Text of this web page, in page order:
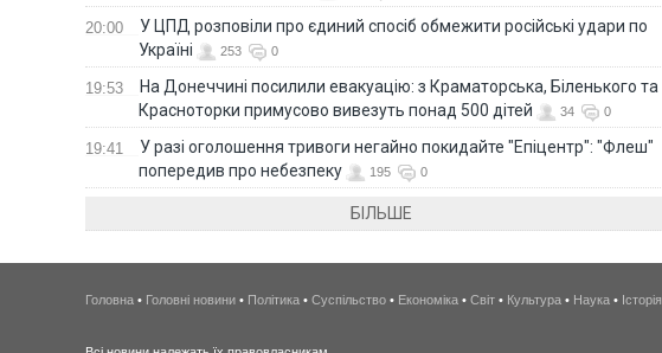
20:00
У ЦПД розповіли про єдиний спосіб обмежити російські удари по
Україні
253 0
19:53
На Донеччині посилили евакуацію: з Краматорська, Біленького та
Красноторки примусово вивезуть понад 500 дітей
34 0
19:41
У разі оголошення тривоги негайно покидайте "Епіцентр": "Флеш"
попередив про небезпеку
195 0
БІЛЬШЕ
Головна • Головні новини • Політика • Суспільство • Економіка • Світ • Культура • Наука • Історія